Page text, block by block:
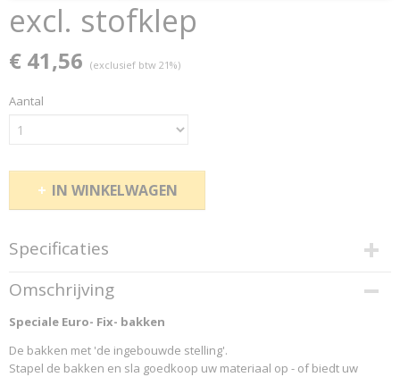
excl. stofklep
€ 41,56 (exclusief btw 21%)
Aantal
IN WINKELWAGEN
Specificaties
Productcode
93998
Productcode leverancier
Omschrijving
Speciale Euro- Fix- bakken
De bakken met 'de ingebouwde stelling'.
Stapel de bakken en sla goedkoop uw materiaal op - of biedt uw